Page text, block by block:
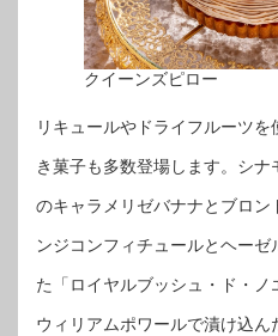
クイーンズピロー
リキュールやドライフルーツ
き菓子も多数登場します。シ
のキャラメリゼバナナとブロ
ンジコンフィチュールとヘー
た「ロイヤルブッシュ・ド・ノ
ウィリアムポワールで漬け込